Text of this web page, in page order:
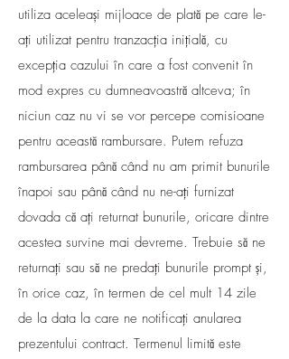
utiliza aceleași mijloace de plată pe care le-
ați utilizat pentru tranzacția inițială, cu
excepția cazului în care a fost convenit în
mod expres cu dumneavoastră altceva; în
niciun caz nu vi se vor percepe comisioane
pentru această rambursare. Putem refuza
rambursarea până când nu am primit bunurile
înapoi sau până când nu ne-ați furnizat
dovada că ați returnat bunurile, oricare dintre
acestea survine mai devreme. Trebuie să ne
returnați sau să ne predați bunurile prompt și,
în orice caz, în termen de cel mult 14 zile
de la data la care ne notificați anularea
prezentului contract. Termenul limită este